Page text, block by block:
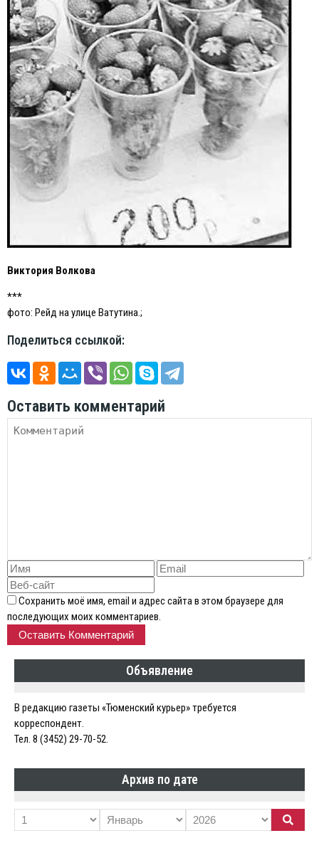
Виктория Волкова
***
фото: Рейд на улице Ватутина.;
Поделиться ссылкой:
Оставить комментарий
Сохранить моё имя, email и адрес сайта в этом браузере для
последующих моих комментариев.
Объявление
В редакцию газеты «Тюменский курьер» требуется
корреспондент.
Тел. 8 (3452) 29-70-52.
Архив по дате